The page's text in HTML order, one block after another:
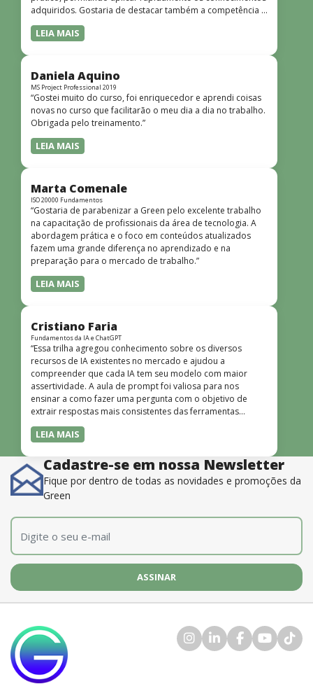
adquiridos. Gostaria de destacar também a competência e
o conhecimento técnico do instrutor Peterson, que
demonstrou total domínio do assunto e soube explicar
dinâmicas e envolventes. Recomendo o curso para todos
que desejam iniciar ou aprofundar seus conhecimentos em
redes!”
LEIA MAIS
Daniela Aquino
MS Project Professional 2019
“Gostei muito do curso, foi enriquecedor e aprendi coisas
novas no curso que facilitarão o meu dia a dia no trabalho.
Obrigada pelo treinamento.”
LEIA MAIS
Marta Comenale
ISO 20000 Fundamentos
“Gostaria de parabenizar a Green pelo excelente trabalho
na capacitação de profissionais da área de tecnologia. A
abordagem prática e o foco em conteúdos atualizados
fazem uma grande diferença no aprendizado e na
preparação para o mercado de trabalho.”
LEIA MAIS
Cristiano Faria
Fundamentos da IA e ChatGPT
“Essa trilha agregou conhecimento sobre os diversos
recursos de IA existentes no mercado e ajudou a
compreender que cada IA tem seu modelo com maior
assertividade. A aula de prompt foi valiosa para nos
ensinar a como fazer uma pergunta com o objetivo de
extrair respostas mais consistentes das ferramentas
disponíveis. O instrutor também é muito bom, além de
dominar o conteúdo, possui uma didática que incentiva o
LEIA MAIS
Cadastre-se em nossa Newsletter
Fique por dentro de todas as novidades e promoções da
Green
E-mail